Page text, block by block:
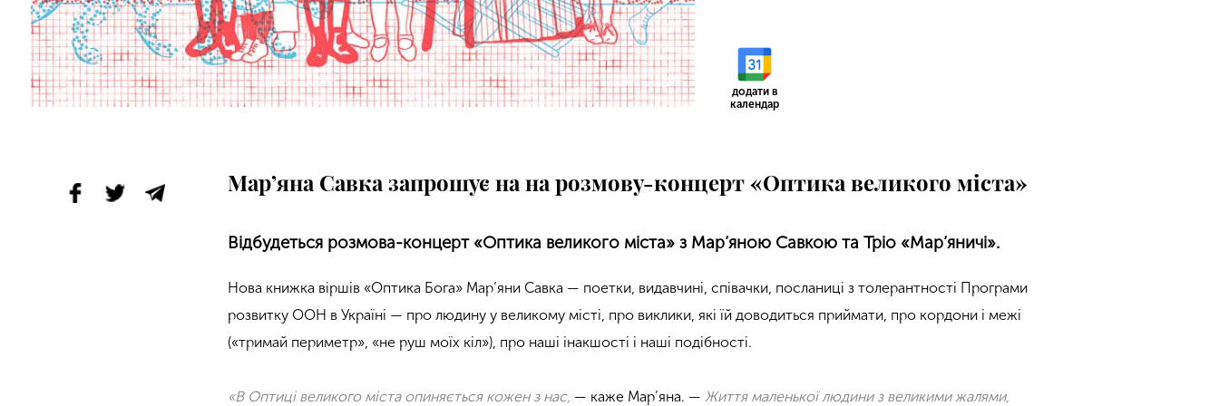
додати в
календар
Мар’яна Савка запрошує на на розмову-концерт «Оптика великого міста»
Відбудеться розмова-концерт «Оптика великого міста» з Мар’яною Савкою та Тріо «Мар’яничі».
Нова книжка віршів «Оптика Бога» Мар’яни Савка — поетки, видавчині, співачки, посланиці з толерантності Програми
розвитку ООН в Україні — про людину у великому місті, про виклики, які їй доводиться приймати, про кордони і межі
(«тримай периметр», «не руш моїх кіл»), про наші інакшості і наші подібності.
«В Оптиці великого міста опиняється кожен з нас, — каже Мар’яна. — Життя маленької людини з великими жалями,